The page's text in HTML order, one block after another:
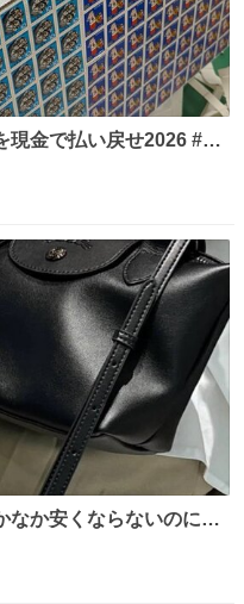
現金で払い戻せ2026 #日
なか安くならないのにセ
が反則級にかわいい。
る。